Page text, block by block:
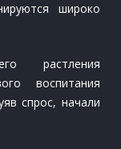
широко
растления
воспитания
спрос, начали